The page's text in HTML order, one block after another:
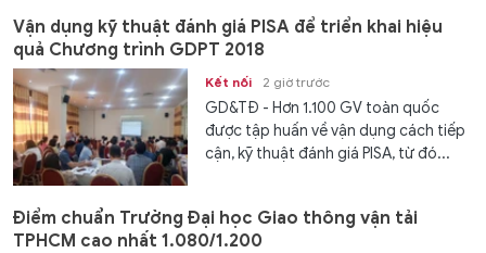
Vận dụng kỹ thuật đánh giá PISA để triển khai hiệu
quả Chương trình GDPT 2018
Kết nối 2 giờ trước
GD&TĐ - Hơn 1.100 GV toàn quốc
được tập huấn về vận dụng cách tiếp
cận, kỹ thuật đánh giá PISA, từ đó...
Điểm chuẩn Trường Đại học Giao thông vận tải
TPHCM cao nhất 1.080/1.200